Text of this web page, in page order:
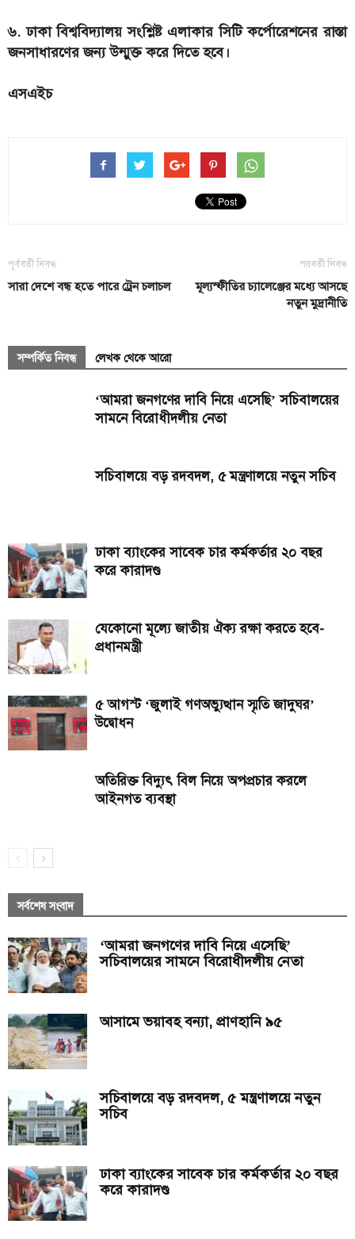
৬. ঢাকা বিশ্ববিদ্যালয় সংশ্লিষ্ট এলাকার সিটি কর্পোরেশনের রাস্তা
জনসাধারণের জন্য উন্মুক্ত করে দিতে হবে।
এসএইচ
পূর্ববর্তী নিবন্ধ
সারা দেশে বন্ধ হতে পারে ট্রেন চলাচল
পরবর্তী নিবন্ধ
মূল্যস্ফীতির চ্যালেঞ্জের মধ্যে আসছে
নতুন মুদ্রানীতি
সম্পর্কিত নিবন্ধ লেখক থেকে আরো
‘আমরা জনগণের দাবি নিয়ে এসেছি’ সচিবালয়ের
সামনে বিরোধীদলীয় নেতা
সচিবালয়ে বড় রদবদল, ৫ মন্ত্রণালয়ে নতুন সচিব
ঢাকা ব্যাংকের সাবেক চার কর্মকর্তার ২০ বছর
করে কারাদণ্ড
যেকোনো মূল্যে জাতীয় ঐক্য রক্ষা করতে হবে-
প্রধানমন্ত্রী
৫ আগস্ট ‘জুলাই গণঅভ্যুত্থান স্মৃতি জাদুঘর’
উদ্বোধন
অতিরিক্ত বিদ্যুৎ বিল নিয়ে অপপ্রচার করলে
আইনগত ব্যবস্থা
সর্বশেষ সংবাদ
‘আমরা জনগণের দাবি নিয়ে এসেছি’
সচিবালয়ের সামনে বিরোধীদলীয় নেতা
আসামে ভয়াবহ বন্যা, প্রাণহানি ৯৫
সচিবালয়ে বড় রদবদল, ৫ মন্ত্রণালয়ে নতুন
সচিব
ঢাকা ব্যাংকের সাবেক চার কর্মকর্তার ২০ বছর
করে কারাদণ্ড